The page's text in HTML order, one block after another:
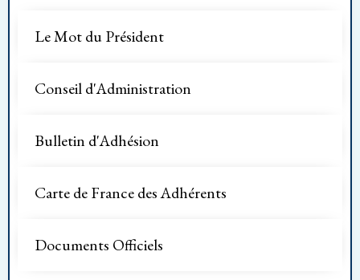
Le Mot du Président
Conseil d'Administration
Bulletin d'Adhésion
Carte de France des Adhérents
Documents Officiels